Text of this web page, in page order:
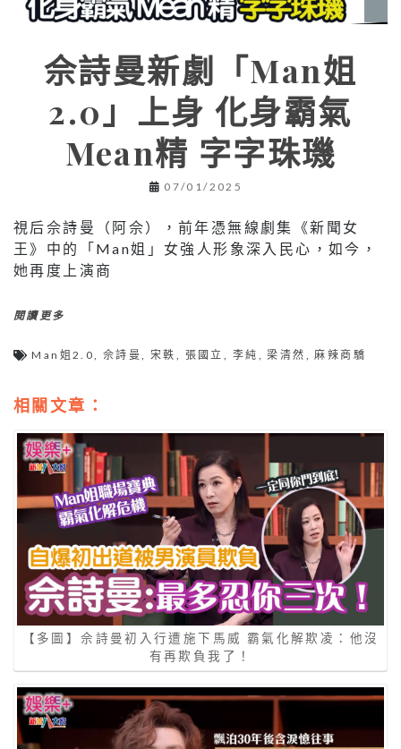
佘詩曼新劇「Man姐
2.0」上身 化身霸氣
Mean精 字字珠璣
07/01/2025
視后佘詩曼（阿佘），前年憑無線劇集《新聞女
王》中的「Man姐」女強人形象深入民心，如今，
她再度上演商
閱讀更多
Man姐2.0 ,佘詩曼 宋軼 張國立 李純 ,梁清然 麻辣商驕
相關文章：
【多圖】佘詩曼初入行遭施下馬威 霸氣化解欺凌：他沒
有再欺負我了！